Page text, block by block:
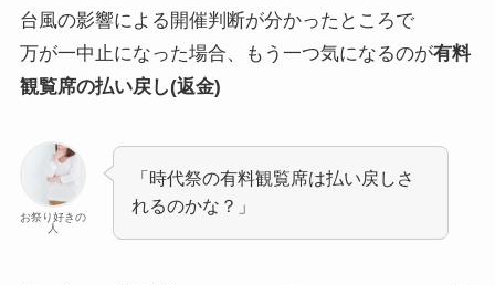
台風の影響による開催判断が分かったところで
万が一中止になった場合、もう一つ気になるのが有料
観覧席の払い戻し(返金)
お祭り好きの
人
「時代祭の有料観覧席は払い戻しさ
れるのかな？」